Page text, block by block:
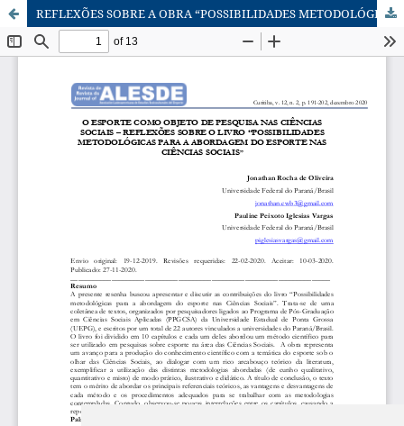
REFLEXÕES SOBRE A OBRA “POSSIBILIDADES METODOLÓGICAS PARA A ABORDAGEM DO ESPORTE NAS CIÊNCIAS SOCIAIS”